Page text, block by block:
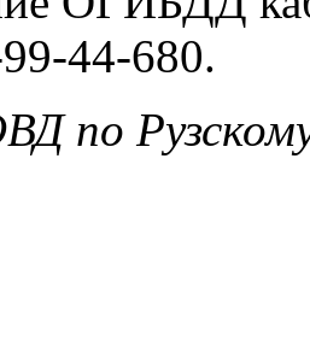
44-680.
по